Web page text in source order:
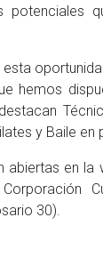
potenciales
hemos
y Baile en
abiertas en la
30).